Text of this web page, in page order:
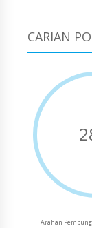
CARIAN
Arahan